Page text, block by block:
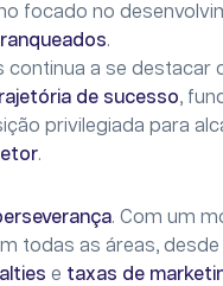
focado no
.
continua a se destacar
de sucesso,
privilegiada para
.
. Com um
todas as áreas,
e taxas de